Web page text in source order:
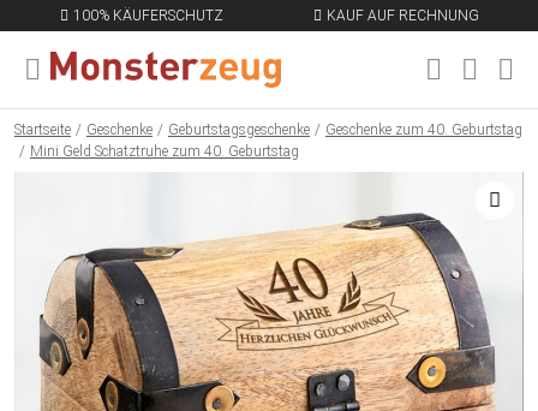
100% KÄUFERSCHUTZ KAUF AUF RECHNUNG
MENÜ SCHLIESSEN
Startseite Geschenke Geburtstagsgeschenke
Geschenke zum 40. Geburtstag
Mini Geld Schatztruhe zum 40. Geburtstag